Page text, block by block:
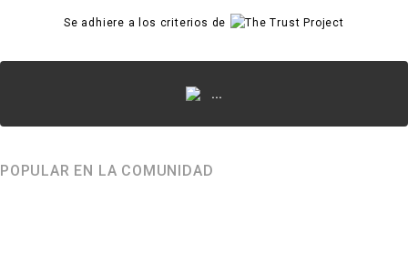
Se adhiere a los criterios de
...
POPULAR EN LA COMUNIDAD